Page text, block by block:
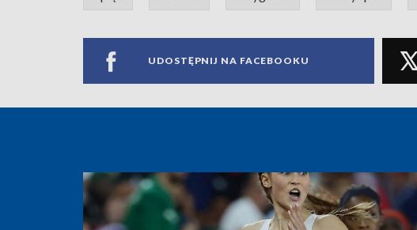
UDOSTĘPNIJ NA FACEBOOKU